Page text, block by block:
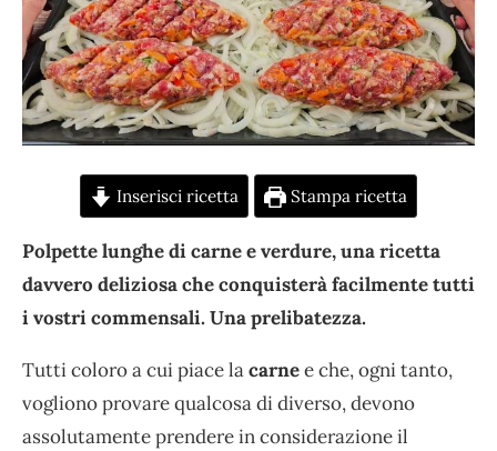
Inserisci ricetta Stampa ricetta
Polpette lunghe di carne e verdure, una ricetta
davvero deliziosa che conquisterà facilmente tutti
i vostri commensali. Una prelibatezza.
Tutti coloro a cui piace lacarnee che, ogni tanto,
vogliono provare qualcosa di diverso, devono
assolutamente prendere in considerazione il